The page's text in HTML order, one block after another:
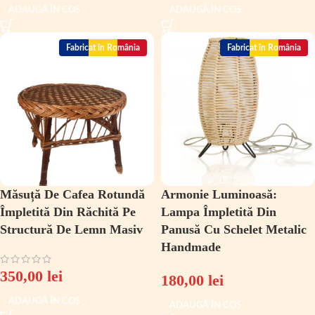
ADAUGĂ ÎN COȘ ADAUGĂ ÎN COȘ
Fabricat în România
Măsuță De Cafea Rotundă
Împletită Din Răchită Pe
Structură De Lemn Masiv
350,00 lei
ADAUGĂ ÎN COȘ
Fabricat în România
Armonie Luminoasă:
Lampa Împletită Din
Panusă Cu Schelet Metalic
Handmade
180,00 lei
ADAUGĂ ÎN COȘ